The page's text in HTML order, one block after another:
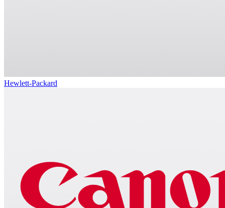
Hewlett-Packard